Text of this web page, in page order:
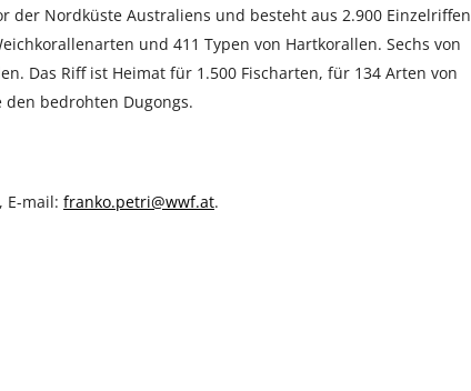
der Nordküste Australiens und besteht aus 2.900 Einzelriffen
und 411 Typen von Hartkorallen. Sechs von
Das Riff ist Heimat für 1.500 Fischarten, für 134 Arten von
bedrohten Dugongs.
E-mail: franko.petri@wwf.at.